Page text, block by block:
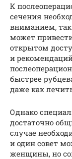
К
сечения
вниманием, так
может
открытом
и
быстрее
даже как
Однако
достаточно
случае
и один совет
женщины, но